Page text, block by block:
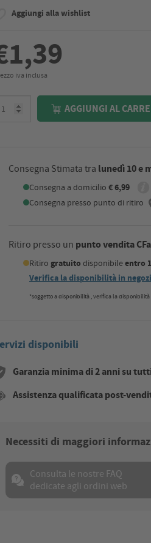
Aggiungi alla wishlist
iva inclusa
AGGIUNGI AL
Consegna Stimata tra lunedì 10 e
Consegna a domicilio € 6,99
Consegna presso punto di ritiro
Ritiro presso un punto vendita
Ritiro gratuito disponibileentro
Verifica la disponibilità in
*soggetto a disponibilità , verifica la
disponibili
Garanzia minima di 2 anni su
Assistenza qualificata post-
Necessiti di maggiori
Consulta le nostre FAQ
dedicate agli ordini web